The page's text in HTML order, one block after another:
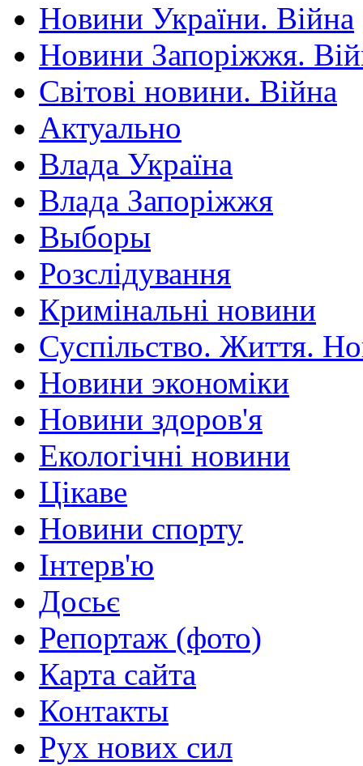
Новини України. Війна
Новини Запоріжжя.
Світові новини. Війна
Актуально
Влада Україна
Влада Запоріжжя
Выборы
Розслідування
Кримінальні новини
Суспільство. Життя.
Новини экономіки
Новини здоров'я
Екологічні новини
Цікаве
Новини спорту
Інтерв'ю
Досьє
Репортаж (фото)
Карта сайта
Контакты
Рух нових сил